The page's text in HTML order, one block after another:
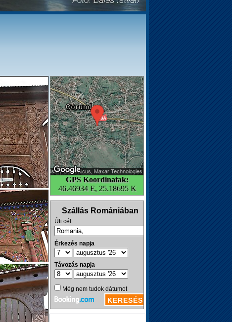
GPS Koordinatak:
46.46934 E, 25.18695 K